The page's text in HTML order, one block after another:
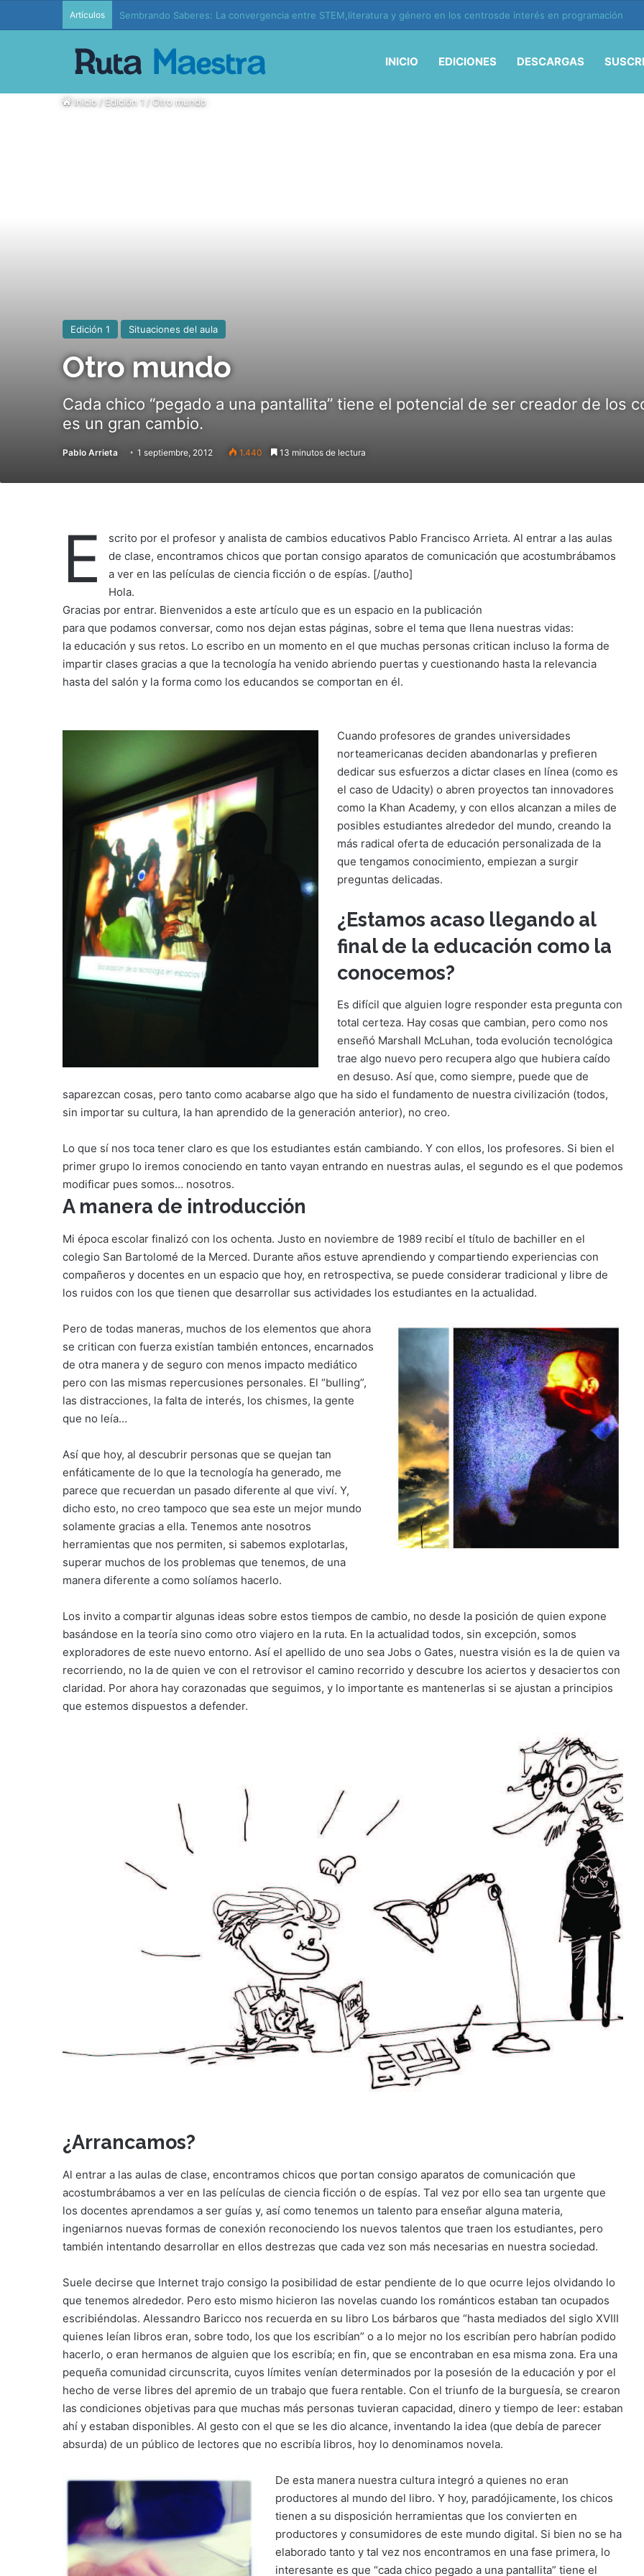
Artículos Edición 37 – Generaciones conectadas: educación y vida en la era de la IA
INICIO EDICIONES DESCARGAS
Inicio/Edición 1 /Otro mundo
Edición 1 Situaciones del aula
Otro mundo
Cada chico “pegado a una pantallita” tiene el potencial de ser creador de los
es un gran cambio.
Pablo Arrieta 1 septiembre, 2012 1.440 13 minutos de lectura
E
scrito por el profesor y analista de cambios educativos Pablo Francisco Arrieta. Al entrar a las aulas
de clase, encontramos chicos que portan consigo aparatos de comunicación que acostumbrábamos
a ver en las películas de ciencia ficción o de espías. [/autho]
Hola.
Gracias por entrar. Bienvenidos a este artículo que es un espacio en la publicación
para que podamos conversar, como nos dejan estas páginas, sobre el tema que llena nuestras vidas:
la educación y sus retos. Lo escribo en un momento en el que muchas personas critican incluso la forma de
impartir clases gracias a que la tecnología ha venido abriendo puertas y cuestionando hasta la relevancia
hasta del salón y la forma como los educandos se comportan en él.
Cuando profesores de grandes universidades
norteamericanas deciden abandonarlas y prefieren
dedicar sus esfuerzos a dictar clases en línea (como es
el caso de Udacity) o abren proyectos tan innovadores
como la Khan Academy, y con ellos alcanzan a miles de
posibles estudiantes alrededor del mundo, creando la
más radical oferta de educación personalizada de la
que tengamos conocimiento, empiezan a surgir
preguntas delicadas.
¿Estamos acaso llegando al
final de la educación como la
conocemos?
Es difícil que alguien logre responder esta pregunta con
total certeza. Hay cosas que cambian, pero como nos
enseñó Marshall McLuhan, toda evolución tecnológica
trae algo nuevo pero recupera algo que hubiera caído
en desuso. Así que, como siempre, puede que de
saparezcan cosas, pero tanto como acabarse algo que ha sido el fundamento de nuestra civilización (todos,
sin importar su cultura, la han aprendido de la generación anterior), no creo.
Lo que sí nos toca tener claro es que los estudiantes están cambiando. Y con ellos, los profesores. Si bien el
primer grupo lo iremos conociendo en tanto vayan entrando en nuestras aulas, el segundo es el que podemos
modificar pues somos… nosotros.
A manera de introducción
Mi época escolar finalizó con los ochenta. Justo en noviembre de 1989 recibí el título de bachiller en el
colegio San Bartolomé de la Merced. Durante años estuve aprendiendo y compartiendo experiencias con
compañeros y docentes en un espacio que hoy, en retrospectiva, se puede considerar tradicional y libre de
los ruidos con los que tienen que desarrollar sus actividades los estudiantes en la actualidad.
Pero de todas maneras, muchos de los elementos que ahora
se critican con fuerza existían también entonces, encarnados
de otra manera y de seguro con menos impacto mediático
pero con las mismas repercusiones personales. El “bulling”,
las distracciones, la falta de interés, los chismes, la gente
que no leía…
Así que hoy, al descubrir personas que se quejan tan
enfáticamente de lo que la tecnología ha generado, me
parece que recuerdan un pasado diferente al que viví. Y,
dicho esto, no creo tampoco que sea este un mejor mundo
solamente gracias a ella. Tenemos ante nosotros
herramientas que nos permiten, si sabemos explotarlas,
superar muchos de los problemas que tenemos, de una
manera diferente a como solíamos hacerlo.
Los invito a compartir algunas ideas sobre estos tiempos de cambio, no desde la posición de quien expone
basándose en la teoría sino como otro viajero en la ruta. En la actualidad todos, sin excepción, somos
exploradores de este nuevo entorno. Así el apellido de uno sea Jobs o Gates, nuestra visión es la de quien va
recorriendo, no la de quien ve con el retrovisor el camino recorrido y descubre los aciertos y desaciertos con
claridad. Por ahora hay corazonadas que seguimos, y lo importante es mantenerlas si se ajustan a principios
que estemos dispuestos a defender.
¿Arrancamos?
Al entrar a las aulas de clase, encontramos chicos que portan consigo aparatos de comunicación que
acostumbrábamos a ver en las películas de ciencia ficción o de espías. Tal vez por ello sea tan urgente que
los docentes aprendamos a ser guías y, así como tenemos un talento para enseñar alguna materia,
ingeniarnos nuevas formas de conexión reconociendo los nuevos talentos que traen los estudiantes, pero
también intentando desarrollar en ellos destrezas que cada vez son más necesarias en nuestra sociedad.
Suele decirse que Internet trajo consigo la posibilidad de estar pendiente de lo que ocurre lejos olvidando lo
que tenemos alrededor. Pero esto mismo hicieron las novelas cuando los románticos estaban tan ocupados
escribiéndolas. Alessandro Baricco nos recuerda en su libro Los bárbaros que “hasta mediados del siglo XVIII
quienes leían libros eran, sobre todo, los que los escribían” o a lo mejor no los escribían pero habrían podido
hacerlo, o eran hermanos de alguien que los escribía; en fin, que se encontraban en esa misma zona. Era una
pequeña comunidad circunscrita, cuyos límites venían determinados por la posesión de la educación y por el
hecho de verse libres del apremio de un trabajo que fuera rentable. Con el triunfo de la burguesía, se crearon
las condiciones objetivas para que muchas más personas tuvieran capacidad, dinero y tiempo de leer: estaban
ahí y estaban disponibles. Al gesto con el que se les dio alcance, inventando la idea (que debía de parecer
absurda) de un público de lectores que no escribía libros, hoy lo denominamos novela.
De esta manera nuestra cultura integró a quienes no eran
productores al mundo del libro. Y hoy, paradójicamente, los chicos
tienen a su disposición herramientas que los convierten en
productores y consumidores de este mundo digital. Si bien no se ha
elaborado tanto y tal vez nos encontramos en una fase primera, lo
interesante es que “cada chico pegado a una pantallita” tiene el